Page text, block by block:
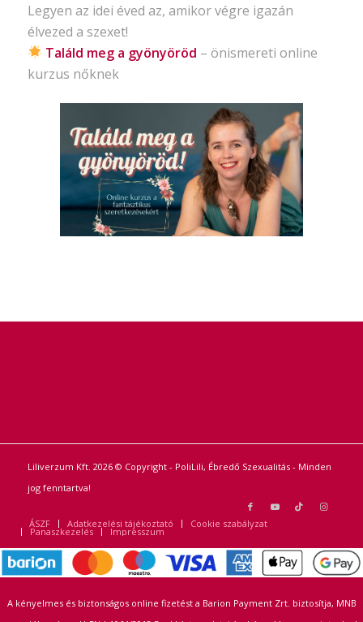
Legyen az idei éved az, amikor végre igazán
élvezed a szexet!
Találd meg a gyönyöröd – önismereti online
kurzus nőknek
Liliverzum Kft. 2026 © Copyright - PoliLili, Ébredő Szexualitás - Minden
jog fenntartva!
ÁSZF Adatkezelési tájékoztató Cookie szabályzat
Panaszkezelés Impresszum
A kényelmes és biztonságos online fizetést a Barion Payment Zrt. biztosítja, MNB